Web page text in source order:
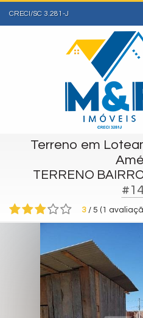
CRECI/SC 3.281-J
Terreno em
TERRENO
3 / 5 ( 1